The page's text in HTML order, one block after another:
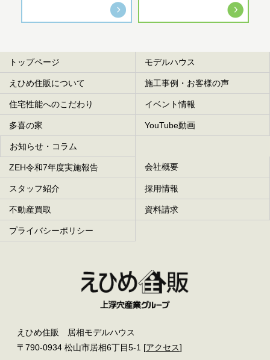
トップページ モデルハウス
えひめ住販について 施工事例・お客様の声
住宅性能へのこだわり イベント情報
多喜の家 YouTube動画
お知らせ・コラム
ZEH令和7年度実施報告 会社概要
スタッフ紹介 採用情報
不動産買取 資料請求
プライバシーポリシー
えひめ住販 居相モデルハウス
〒790-0934 松山市居相6丁目5-1 [アクセス]